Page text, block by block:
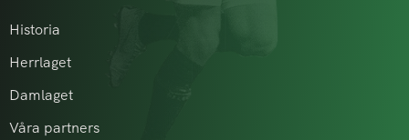
Historia
Herrlaget
Damlaget
Våra partners